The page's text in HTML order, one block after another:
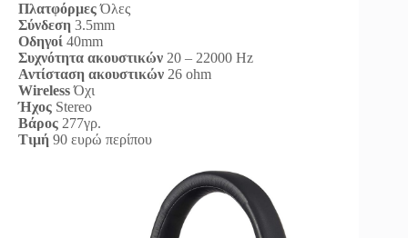
ΠλατφόρμεςΌλες
Σύνδεση 3.5mm
Οδηγοί 40mm
Συχνότητα ακουστικών 20 – 22000 Hz
Αντίσταση ακουστικών 26 ohm
WirelessΌχι
Ήχος Stereo
Βάρος 277γρ.
Τιμή 90 ευρώ περίπου